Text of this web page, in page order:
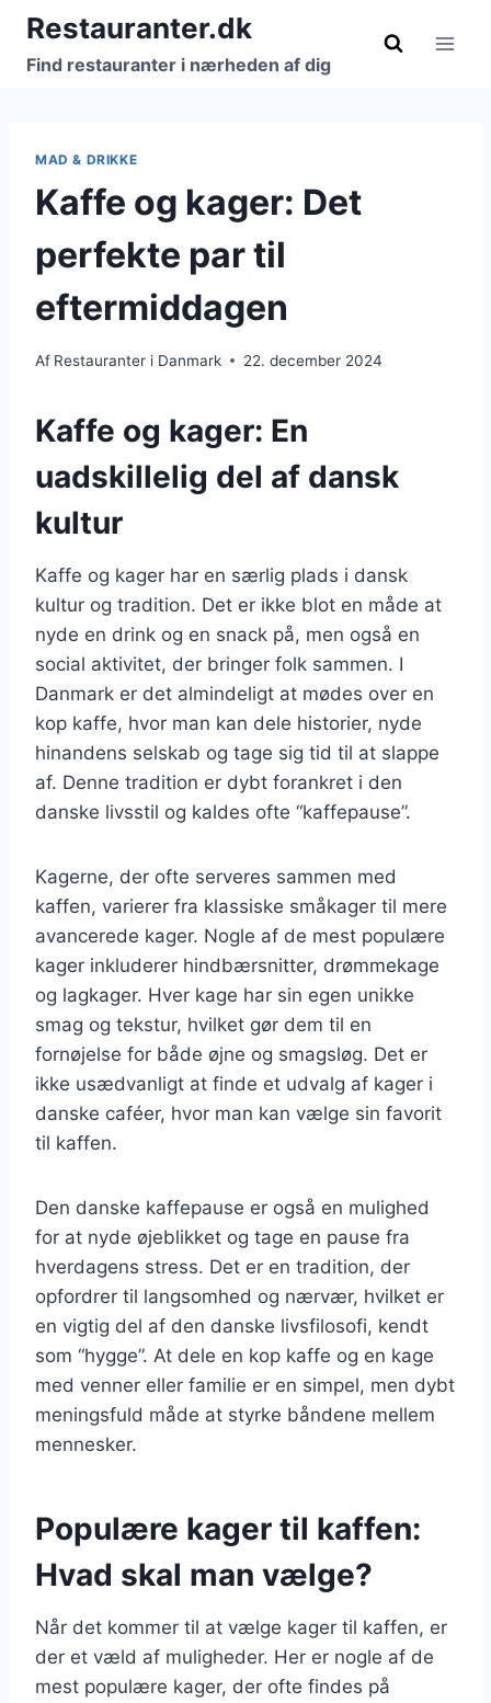
Fortsæt
indhold
Restauranter.dk
Find restauranter i nærheden af dig
MAD & DRIKKE
Kaffe og kager: Det
perfekte par til
eftermiddagen
Af Restauranter i Danmark 22. december 2024
Kaffe og kager: En
uadskillelig del af dansk
kultur
Kaffe og kager har en særlig plads i dansk
kultur og tradition. Det er ikke blot en måde at
nyde en drink og en snack på, men også en
social aktivitet, der bringer folk sammen. I
Danmark er det almindeligt at mødes over en
kop kaffe, hvor man kan dele historier, nyde
hinandens selskab og tage sig tid til at slappe
af. Denne tradition er dybt forankret i den
danske livsstil og kaldes ofte “kaffepause”.
Kagerne, der ofte serveres sammen med
kaffen, varierer fra klassiske småkager til mere
avancerede kager. Nogle af de mest populære
kager inkluderer hindbærsnitter, drømmekage
og lagkager. Hver kage har sin egen unikke
smag og tekstur, hvilket gør dem til en
fornøjelse for både øjne og smagsløg. Det er
ikke usædvanligt at finde et udvalg af kager i
danske caféer, hvor man kan vælge sin favorit
til kaffen.
Den danske kaffepause er også en mulighed
for at nyde øjeblikket og tage en pause fra
hverdagens stress. Det er en tradition, der
opfordrer til langsomhed og nærvær, hvilket er
en vigtig del af den danske livsfilosofi, kendt
som “hygge”. At dele en kop kaffe og en kage
med venner eller familie er en simpel, men dybt
meningsfuld måde at styrke båndene mellem
mennesker.
Populære kager til kaffen:
Hvad skal man vælge?
Når det kommer til at vælge kager til kaffen, er
der et væld af muligheder. Her er nogle af de
mest populære kager, der ofte findes på